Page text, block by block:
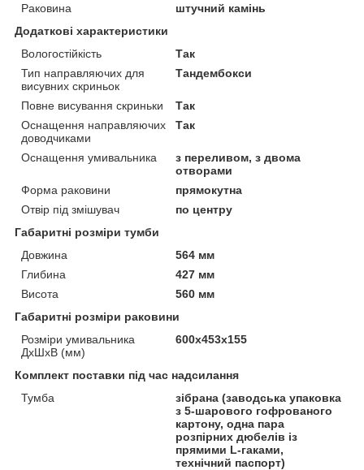
Раковина
штучний камінь
Додаткові характеристики
Вологостійкість
Так
Тип направляючих для
висувних скриньок
Тандембокси
Повне висування скриньки
Так
Оснащення направляючих
доводчиками
Так
Оснащення умивальника
з переливом, з двома
отворами
Форма раковини
прямокутна
Отвір під змішувач
по центру
Габаритні розміри тумби
Довжина
564 мм
Глибина
427 мм
Висота
560 мм
Габаритні розміри раковини
Розміри умивальника
ДхШхВ (мм)
600х453х155
Комплект поставки під час надсилання
Тумба
зібрана (заводська упаковка
з 5-шарового гофрованого
картону, одна пара
розпірних дюбелів із
прямими L-гаками,
технічний паспорт)